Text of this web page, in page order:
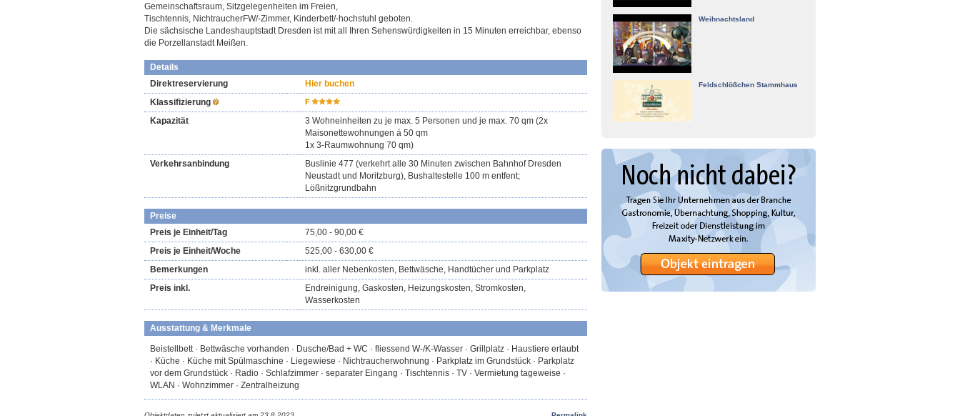
Gemeinschaftsraum, Sitzgelegenheiten im Freien,
Tischtennis, NichtraucherFW/-Zimmer, Kinderbett/-hochstuhl geboten.
Die sächsische Landeshauptstadt Dresden ist mit all Ihren Sehenswürdigkeiten in 15 Minuten erreichbar, ebenso
die Porzellanstadt Meißen.
Details
Direktreservierung
Hier buchen
Klassifizierung
Kapazität
3 Wohneinheiten zu je max. 5 Personen und je max. 70 qm (2x
Maisonettewohnungen á 50 qm
1x 3-Raumwohnung 70 qm)
Verkehrsanbindung
Buslinie 477 (verkehrt alle 30 Minuten zwischen Bahnhof Dresden
Neustadt und Moritzburg), Bushaltestelle 100 m entfent;
Lößnitzgrundbahn
Preise
Preis je Einheit/Tag
75,00 - 90,00 €
Preis je Einheit/Woche
525,00 - 630,00 €
Bemerkungen
inkl. aller Nebenkosten, Bettwäsche, Handtücher und Parkplatz
Preis inkl.
Endreinigung, Gaskosten, Heizungskosten, Stromkosten,
Wasserkosten
Ausstattung & Merkmale
Beistellbett · Bettwäsche vorhanden · Dusche/Bad + WC · fliessend W-/K-Wasser · Grillplatz · Haustiere erlaubt
· Küche · Küche mit Spülmaschine · Liegewiese · Nichtraucherwohnung · Parkplatz im Grundstück · Parkplatz
vor dem Grundstück · Radio · Schlafzimmer · separater Eingang · Tischtennis · TV · Vermietung tageweise ·
WLAN · Wohnzimmer · Zentralheizung
Weihnachtsland
Feldschlößchen Stammhaus